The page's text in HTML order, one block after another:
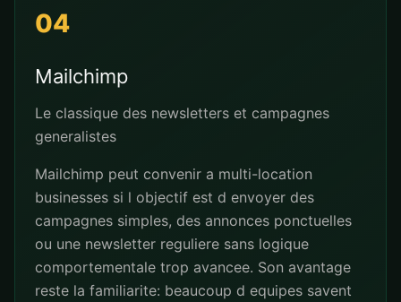
04
Mailchimp
Le classique des newsletters et campagnes
generalistes
Mailchimp peut convenir a multi-location
businesses si l objectif est d envoyer des
campagnes simples, des annonces ponctuelles
ou une newsletter reguliere sans logique
comportementale trop avancee. Son avantage
reste la familiarite: beaucoup d equipes savent